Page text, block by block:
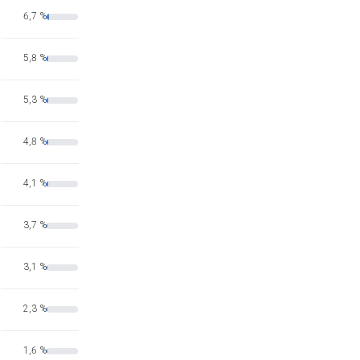
6,7 %
5,8 %
5,3 %
4,8 %
4,1 %
3,7 %
3,1 %
2,3 %
1,6 %